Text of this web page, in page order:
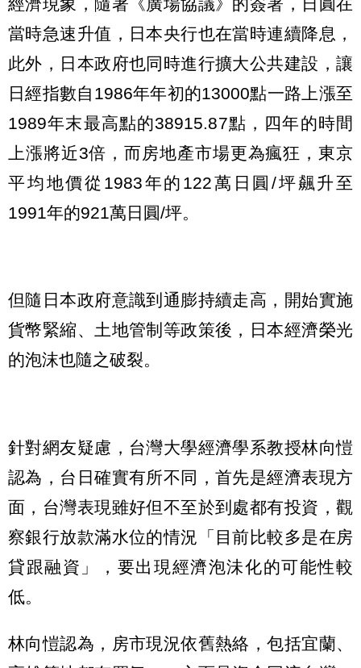
當時急速升值，日本央行也在當時連續降息，
此外，日本政府也同時進行擴大公共建設，讓
日經指數自1986年年初的13000點一路上漲至
1989年末最高點的38915.87點，四年的時間
上漲將近3倍，而房地產市場更為瘋狂，東京
平均地價從1983年的122萬日圓/坪飆升至
1991年的921萬日圓/坪。
但隨日本政府意識到通膨持續走高，開始實施
貨幣緊縮、土地管制等政策後，日本經濟榮光
的泡沫也隨之破裂。
針對網友疑慮，台灣大學經濟學系教授林向愷
認為，台日確實有所不同，首先是經濟表現方
面，台灣表現雖好但不至於到處都有投資，觀
察銀行放款滿水位的情況「目前比較多是在房
貸跟融資」，要出現經濟泡沬化的可能性較
低。
林向愷認為，房市現況依舊熱絡，包括宜蘭、